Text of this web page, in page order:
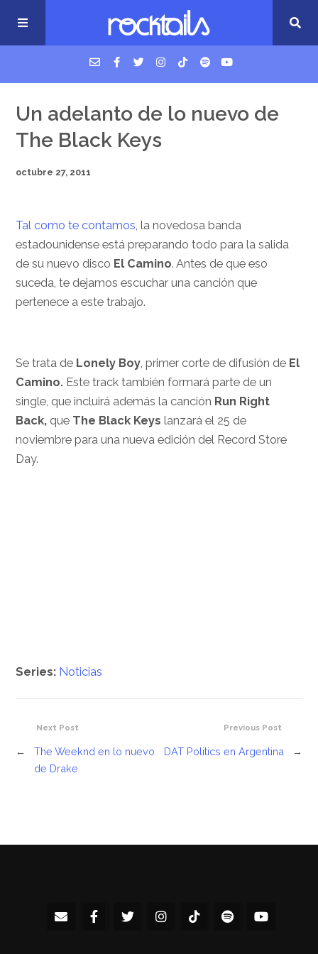
USM Podcast
Cigarrillos en la cama
Un adelanto de lo nuevo de
The Black Keys
octubre 27, 2011
Tal como te contamos, la novedosa banda
estadounidense está preparando todo para la salida
de su nuevo disco El Camino. Antes de que eso
suceda, te dejamos escuchar una canción que
pertenece a este trabajo.
Se trata de Lonely Boy, primer corte de difusión de El
Camino. Este track también formará parte de un
single, que incluirá además la canción Run Right
Back, que The Black Keys lanzará el 25 de
noviembre para una nueva edición del Record Store
Day.
Series: Noticias
Previous Post
DAT Politics en Argentina →
Next Post
←
The Weeknd en lo nuevo
de Drake